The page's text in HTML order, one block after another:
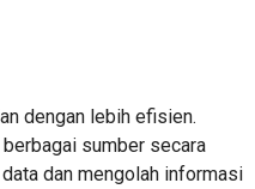
dengan lebih efisien.
sumber secara
dan mengolah informasi